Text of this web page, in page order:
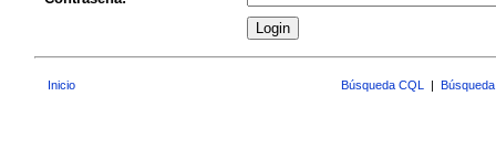
Inicio Búsqueda CQL |